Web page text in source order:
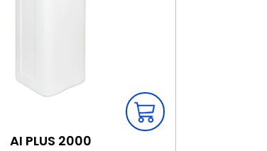
AI PLUS 2000